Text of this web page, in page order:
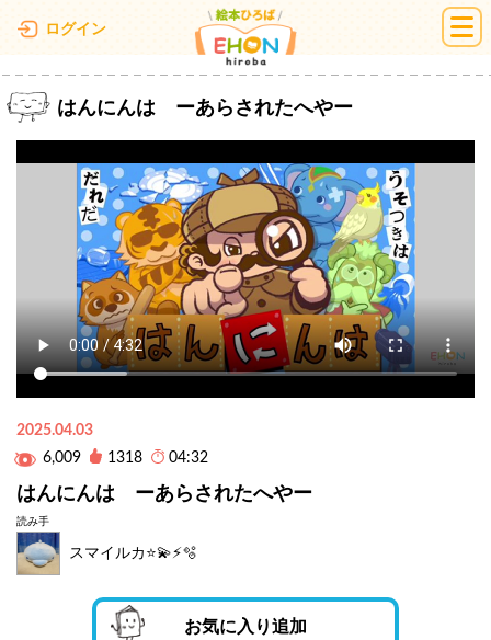
ログイン 絵本ひろば
はんにんは ーあらされたへやー
2025.04.03
6,009
1318 04:32
はんにんは ーあらされたへやー
読み手
スマイルカ⭐️💫⚡️🫧
お気に入り追加